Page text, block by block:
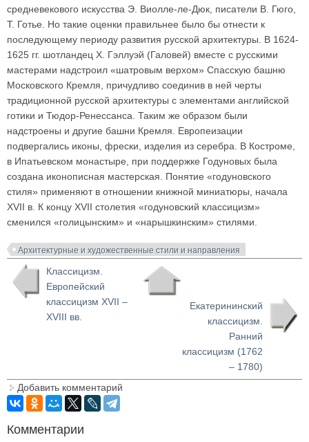
средневекового искусства Э. Виолле-ле-Дюк, писатели В. Гюго,
Т. Готье. Но такие оценки правильнее было бы отнести к
последующему периоду развития русской архитектуры. В 1624-
1625 гг. шотландец X. Гэллуэй (Галовей) вместе с русскими
мастерами надстроил «шатровым верхом» Спасскую башню
Московского Кремля, причудливо соединив в ней черты
традиционной русской архитектуры с элементами английской
готики и Тюдор-Ренессанса. Таким же образом были
надстроены и другие башни Кремля. Европеизации
подвергались иконы, фрески, изделия из серебра. В Костроме,
в Ипатьевском монастыре, при поддержке Годуновых была
создана иконописная мастерская. Понятие «годуновского
стиля» применяют в отношении книжной миниатюры, начала
XVII в. К концу XVII столетия «годуновский классицизм»
сменился «голицынским» и «нарышкинским» стилями.
Архитектурные и художественные стили и направления
Классицизм.
Европейский
классицизм XVII –
XVIII вв.
Екатерининский
классицизм.
Ранний
классицизм (1762
– 1780)
Добавить комментарий
Комментарии